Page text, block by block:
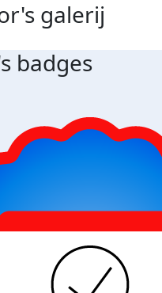
galerij
badges